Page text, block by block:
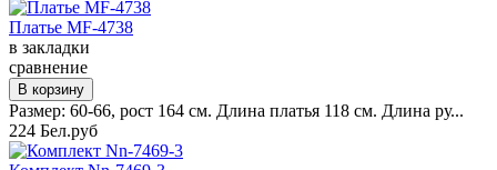
Платье MF-4738
в закладки
сравнение
Размер: 60-66, рост 164 см. Длина платья 118 см. Длина ру...
224 Бел.руб